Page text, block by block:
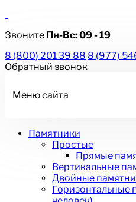
Звоните Пн-Вс:09 - 19
8 (800) 201 39 88 8 (977)
Обратный звонок
Меню сайта
Памятники
Простые
Прямые
Вертикальные
Двойные
Горизонтальные